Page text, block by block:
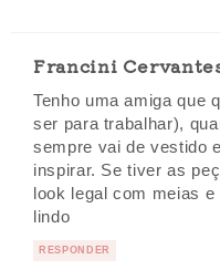
Francini
Tenho uma amiga que
ser para trabalhar),
sempre vai de vestido
inspirar. Se tiver as
look legal com meias
lindo
RESPONDER